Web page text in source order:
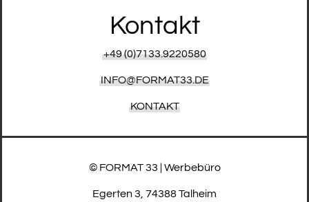
Kontakt
+49 (0)7133.9220580
INFO@FORMAT33.DE
KONTAKT
© FORMAT 33 | Werbebüro
Egerten 3, 74388 Talheim